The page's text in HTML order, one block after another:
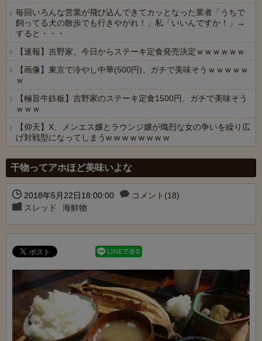
毎回いろんな営業が飛び込んできてカッとなった業者「うちで
飼ってる犬の散歩でも行きやがれ！」私「いいんですか！」→
すると・・・
【速報】吉野家、今日からステーキ定食発売決定ｗｗｗｗｗｗ
【画像】東京で冷やし中華(500円)、ガチで美味そうｗｗｗｗｗ
ｗ
【極旨牛鉄板】吉野家のステーキ定食1500円、ガチで美味そう
ｗｗｗ
【仰天】X、メンエス嬢とラウンジ嬢が熾烈な女の争いを繰り広
げ対戦型になってしまうw w w w w w w w
干物ってアホほど美味いよな
2018年5月22日18:00:00
コメント(18)
スレッド
海鮮物